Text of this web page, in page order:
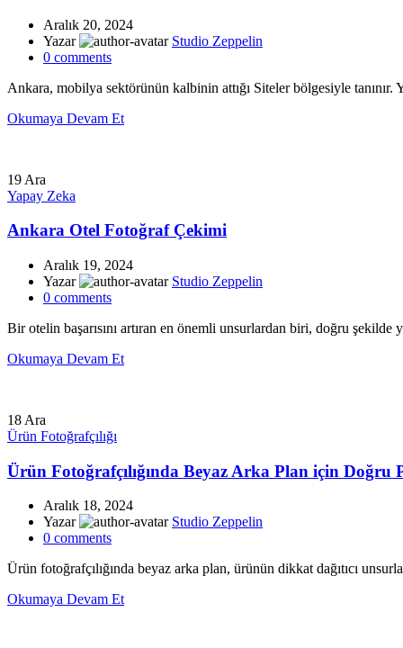
Aralık 20, 2024
Yazar
Studio Zeppelin
0 comments
Ankara, mobilya sektörünün kalbinin attığı Siteler bölgesiyle
Okumaya Devam Et
19 Ara
Yapay Zeka
Ankara Otel Fotoğraf Çekimi
Aralık 19, 2024
Yazar
Studio Zeppelin
0 comments
Bir otelin başarısını artıran en önemli unsurlardan biri, doğru
Okumaya Devam Et
18 Ara
Ürün Fotoğrafçılığı
Ürün Fotoğrafçılığında Beyaz Arka Plan için Doğru
Aralık 18, 2024
Yazar
Studio Zeppelin
0 comments
Ürün fotoğrafçılığında beyaz arka plan, ürünün dikkat dağıtıcı
Okumaya Devam Et